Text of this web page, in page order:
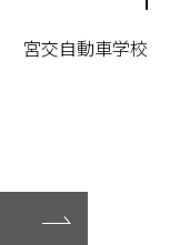
宮交自動車学校